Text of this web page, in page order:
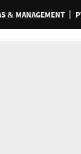
& MANAGEMENT